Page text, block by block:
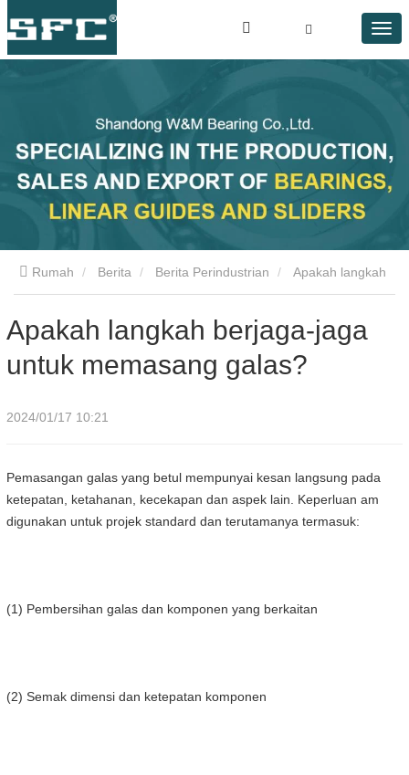
Rumah Berita Berita Perindustrian
Apakah langkah berjaga-jaga
untuk memasang galas?
2024/01/17 10:21
Pemasangan galas yang betul mempunyai kesan langsung pada
ketepatan, ketahanan, kecekapan dan aspek lain. Keperluan am
digunakan untuk projek standard dan terutamanya termasuk:
(1) Pembersihan galas dan komponen yang berkaitan
(2) Semak dimensi dan ketepatan komponen